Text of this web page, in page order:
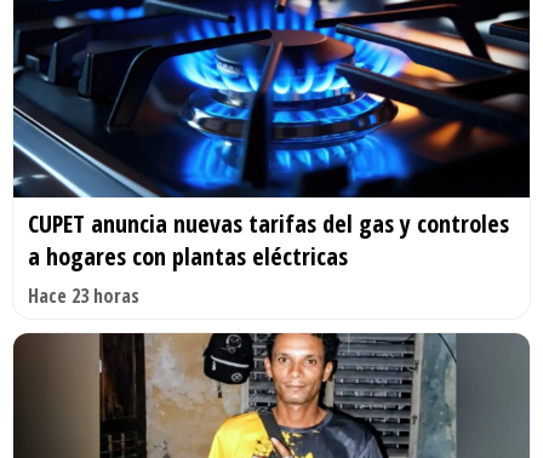
CUPET anuncia nuevas tarifas del gas y controles
a hogares con plantas eléctricas
Hace 23 horas